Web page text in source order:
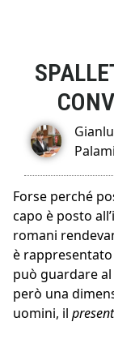
Forse perché
capo è posto
romani
è
può guardare
però una
uomini, il